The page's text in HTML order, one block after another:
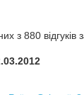
з 880 відгуків